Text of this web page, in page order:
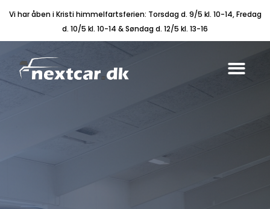
Vi har åben i Kristi himmelfartsferien: Torsdag d. 9/5 kl. 10-14, Fredag
d. 10/5 kl. 10-14 & Søndag d. 12/5 kl. 13-16